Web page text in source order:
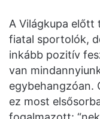
A Világkupa előtt
fiatal sportolók,
inkább pozitív
van
egybehangzóan.
ez most